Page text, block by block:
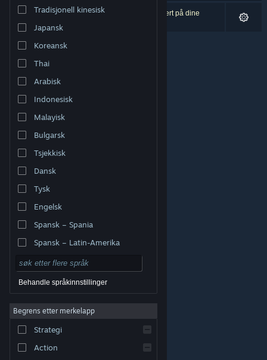
Bytt språk
Skaff deg Steam-appen på mobil
Vis skrivebordsversjon
© Valve Corporation. Alle rettigheter reservert. Alle
Retningslinjer for personvern
Tilgjengelighet
|Steams abonnementsavtale
Refusjoner
Tradisjonell kinesisk
Japansk
Koreansk
Thai
Arabisk
Indonesisk
Malayisk
Bulgarsk
Tsjekkisk
Dansk
Tysk
Engelsk
Spansk – Spania
Spansk – Latin-Amerika
Behandle språkinnstillinger
Begrens etter merkelapp
Strategi
Action
0 treff på søket. 3 produkter er blitt utelukket basert på dine
innstillinger.